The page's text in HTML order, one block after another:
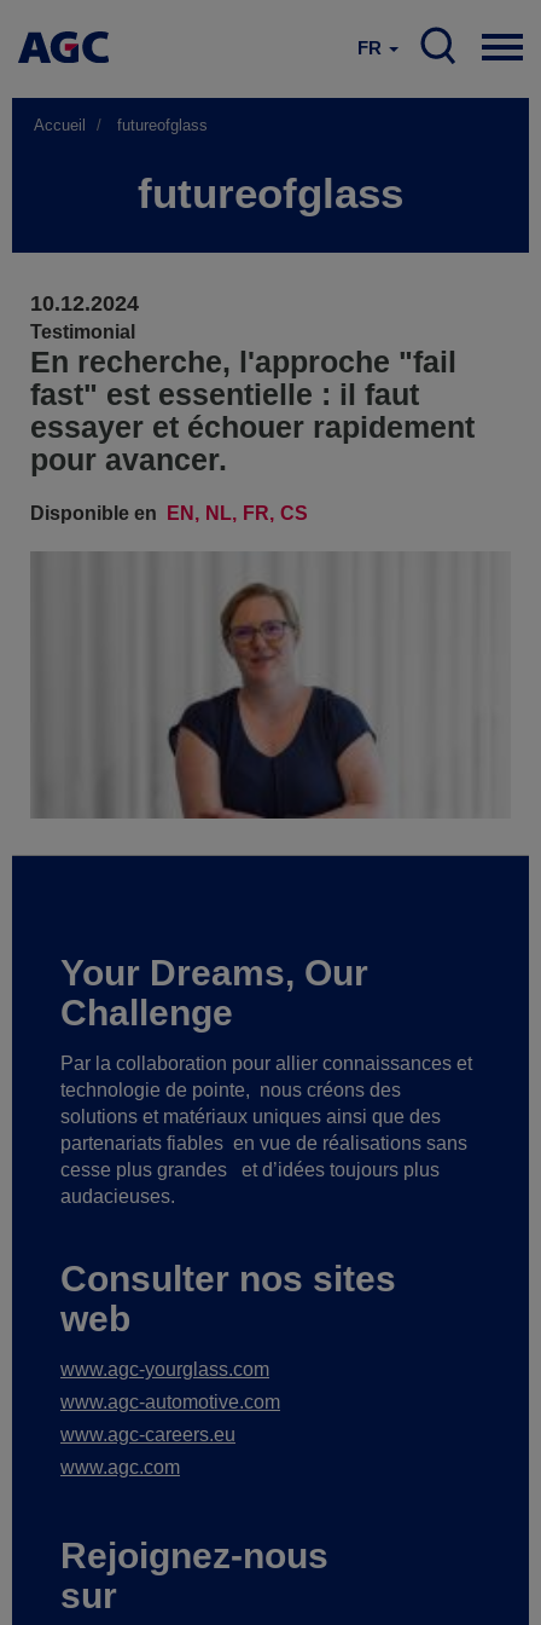
FR
Accueil futureofglass
futureofglass
10.12.2024
Testimonial
En recherche, l'approche "fail
fast" est essentielle : il faut
essayer et échouer rapidement
pour avancer.
Disponible en EN NL FR CS
Your Dreams, Our
Challenge
Par la collaboration pour allier connaissances et
technologie de pointe, nous créons des
solutions et matériaux uniques ainsi que des
partenariats fiables en vue de réalisations sans
cesse plus grandes
et d’idées toujours plus
audacieuses.
Consulter nos sites
web
www.agc-yourglass.com
www.agc-automotive.com
www.agc-careers.eu
www.agc.com
Rejoignez-nous
sur